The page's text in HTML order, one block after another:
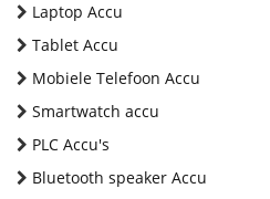
Laptop Accu
Tablet Accu
Mobiele Telefoon Accu
Smartwatch accu
PLC Accu's
Bluetooth speaker Accu